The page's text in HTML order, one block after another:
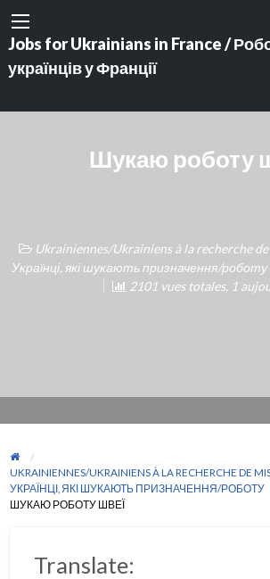
Jobs for Ukrainians in France /
українців у Франції
Шукаю роботу
Ukrainiennes/Ukrainiens à la recherche
Українці, які шукають призначення/роботу
2101 vues totales, 1
UKRAINIENNES/UKRAINIENS À LA RECHERCHE DE
УКРАЇНЦІ, ЯКІ ШУКАЮТЬ ПРИЗНАЧЕННЯ/РОБОТУ
ШУКАЮ РОБОТУ ШВЕЇ
Translate: